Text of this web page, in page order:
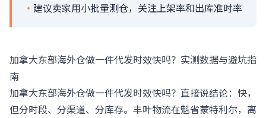
· 建议卖家用小批量测仓，关注上架率和出库准时率
加拿大东部海外仓做一件代发时效快吗？实测数据与避坑指
南
加拿大东部海外仓做一件代发时效快吗？直接说结论：快，
但分时段、分渠道、分库存。丰叶物流在魁省蒙特利尔，离